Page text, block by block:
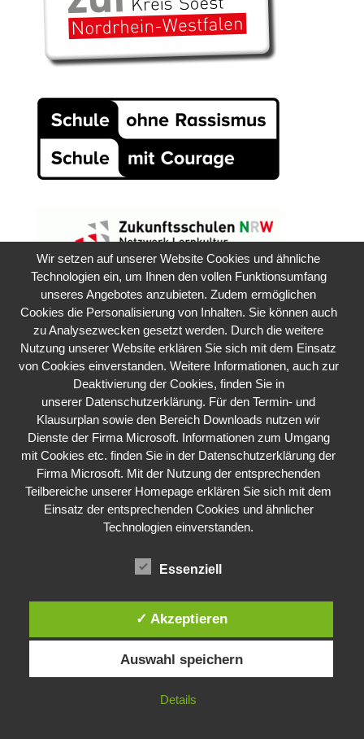
Kontakt
Archigymnasium Soest
Wir setzen auf unserer Website Cookies und ähnliche
Technologien ein, um Ihnen den vollen Funktionsumfang
unseres Angebotes anzubieten. Zudem ermöglichen
Cookies die Personalisierung von Inhalten. Sie können auch
zu Analysezwecken gesetzt werden. Durch die weitere
Nutzung unserer Website erklären Sie sich mit dem Einsatz
von Cookies einverstanden. Weitere Informationen, auch zur
Deaktivierung der Cookies, finden Sie in
unserer Datenschutzerklärung. Für den Termin- und
Klausurplan sowie den Bereich Downloads nutzen wir
Dienste der Firma Microsoft. Informationen zum Umgang
mit Cookies etc. finden Sie in der Datenschutzerklärung der
Firma Microsoft. Mit der Nutzung der entsprechenden
Teilbereiche unserer Homepage erklären Sie sich mit dem
Einsatz der entsprechenden Cookies und ähnlicher
Technologien einverstanden.
Essenziell
✓ Akzeptieren
Auswahl speichern
Details